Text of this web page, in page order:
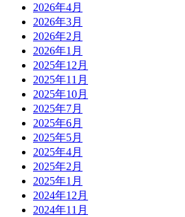
2026年4月
2026年3月
2026年2月
2026年1月
2025年12月
2025年11月
2025年10月
2025年7月
2025年6月
2025年5月
2025年4月
2025年2月
2025年1月
2024年12月
2024年11月